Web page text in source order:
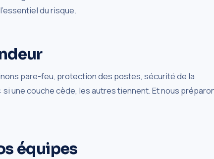
du risque.
pare-feu, protection des postes, sécurité de la
une couche cède, les autres tiennent. Et nous
équipes